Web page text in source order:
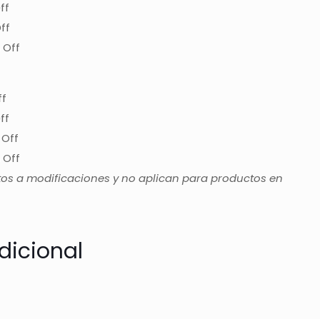
Off
Off
Off
a modificaciones y no aplican para productos en